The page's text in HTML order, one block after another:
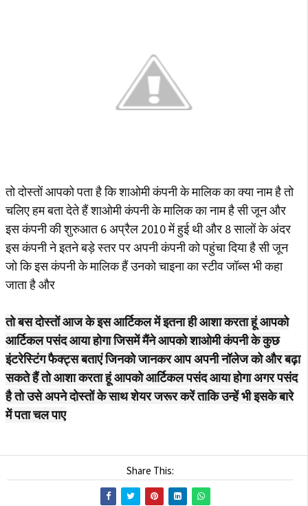
तो दोस्तों आपको पता है कि शाओमी कंपनी के मालिक का क्या नाम है तो
चलिए हम बता देते हैं शाओमी कंपनी के मालिक का नाम है सी जून और
इस कंपनी की शुरुआत 6 अप्रैल 2010 में हुई थी और 8 सालों के अंदर
इस कंपनी ने इतने बड़े स्तर पर अपनी कंपनी को पहुंचा दिया है सी जून
जो कि इस कंपनी के मालिक हैं उनको चाइना का स्टीव जॉब्स भी कहा
जाता है और
तो बस दोस्तों आज के इस आर्टिकल में इतना ही आशा करता हूं आपको
आर्टिकल पसंद आया होगा जिसमें मैंने आपको शाओमी कंपनी के कुछ
इंटरेस्टिंग फैक्ट्स बताएं जिनको जानकर आप अपनी नॉलेज को और बढ़ा
सकते हैं तो आशा करता हूं आपको आर्टिकल पसंद आया होगा अगर पसंद
है तो उसे अपने दोस्तों के साथ शेयर जरूर करें ताकि उन्हें भी इसके बारे
में पता चल पाए
Share This: